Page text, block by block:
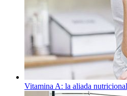
Vitamina A: la aliada